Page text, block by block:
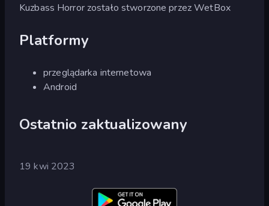
Kuzbass Horror zostało stworzone przez WetBox
Platformy
przeglądarka internetowa
Android
Ostatnio zaktualizowany
19 kwi 2023